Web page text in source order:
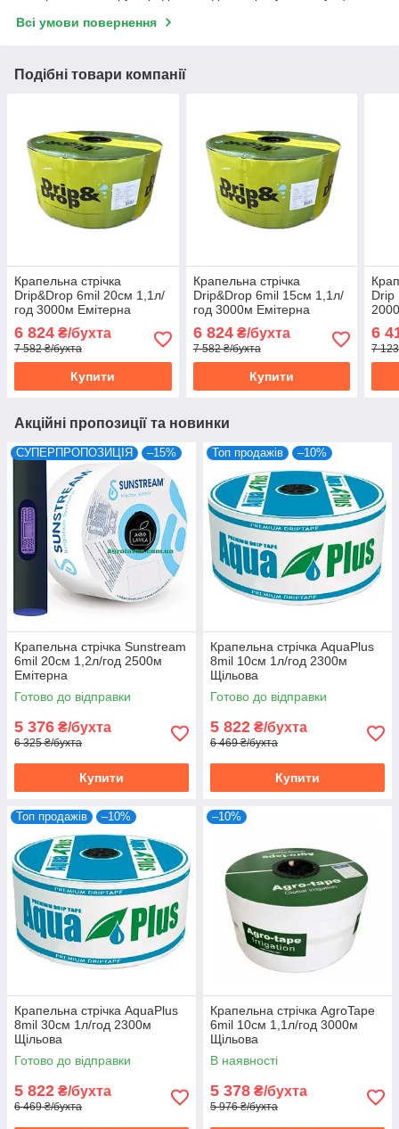
Всі умови повернення
Подібні товари компанії
Крапельна стрічка
Drip&Drop 6mil 20см 1,1л/
год 3000м Емітерна
6 824 ₴/бухта
7 582 ₴/бухта
Купити
Крапельна стрічка
Drip&Drop 6mil 15см 1,1л/
год 3000м Емітерна
6 824₴/бухта
7 582 ₴/бухта
Купити
Drip
6
7
Акційні пропозиції та новинки
СУПЕРПРОПОЗИЦІЯ –15%
Крапельна стрічка Sunstream
6mil 20см 1,2л/год 2500м
Емітерна
Готово до відправки
5 376 ₴/бухта
6 325 ₴/бухта
Купити
Топ продажів –10%
Крапельна стрічка AquaPlus
8mil 10см 1л/год 2300м
Щільова
Готово до відправки
5 822 ₴/бухта
6 469 ₴/бухта
Купити
Топ продажів –10%
Крапельна стрічка AquaPlus
8mil 30см 1л/год 2300м
Щільова
Готово до відправки
5 822 ₴/бухта
6 469 ₴/бухта
–10%
Крапельна стрічка AgroTape
6mil 10см 1,1л/год 3000м
Щільова
В наявності
5 378 ₴/бухта
5 976 ₴/бухта